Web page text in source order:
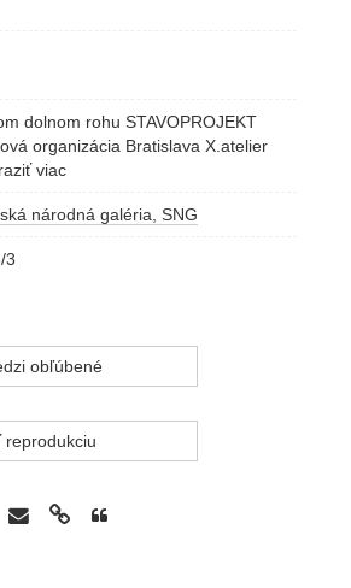
dolnom rohu STAVOPROJEKT
organizácia Bratislava X.atelier
"nečitateľné"
tabuľka v pravom dolnom rohu,
Dedeček ŠTÚDIA:
NÁRODNÝ ARCHÍV[…]P+- 0
viac
národná galéria, SNG
3
obľúbené
reprodukciu